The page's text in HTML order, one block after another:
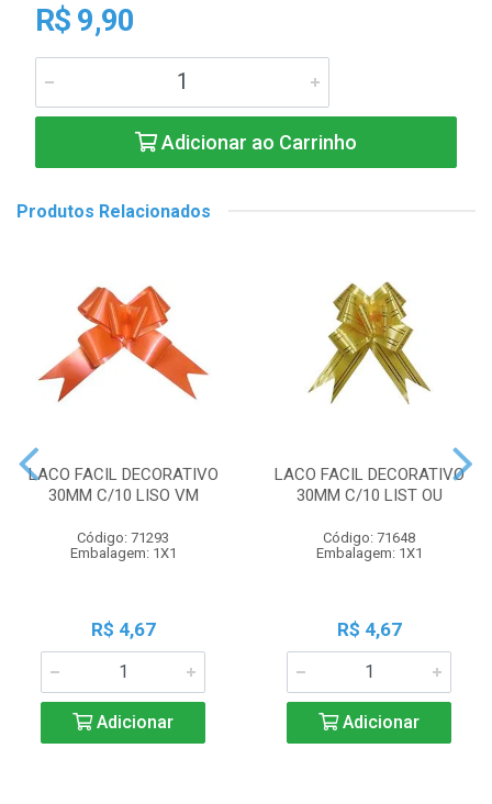
R$ 9,90
Adicionar ao Carrinho
Produtos Relacionados
LACO FACIL DECORATIVO
30MM C/10 LISO VM
Código: 71293
Embalagem: 1X1
R$ 4,67
Adicionar
LACO FACIL DECORATIVO
30MM C/10 LIST OU
Código: 71648
Embalagem: 1X1
R$ 4,67
Adicionar